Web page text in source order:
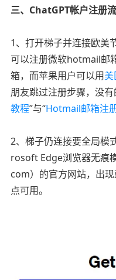
三、ChatGPT帐户注册
1、打开梯子并连接欧美
可以注册微软hotmail邮
箱，而苹果用户可以用
朋友跳过注册步骤，没有
教程”与“Hotmail邮箱注
2、梯子仍连接要全局
rosoft Edge浏览器无痕
com）的官方网站，出
点可用。